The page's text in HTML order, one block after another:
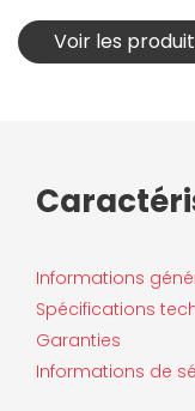
Voir les
Informations
Spécifications
Garanties
Informations de